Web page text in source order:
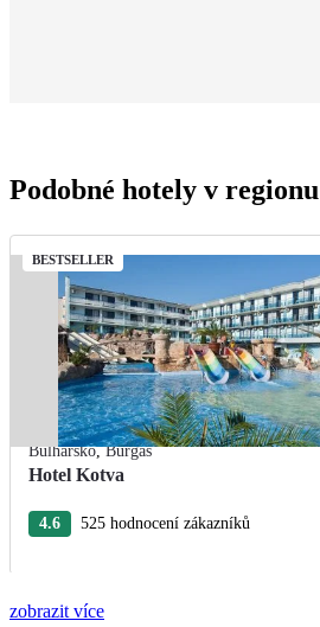
Podobné hotely v regionu
BESTSELLER
Bulharsko,Burgas
Hotel Kotva
4.6
525 hodnocení zákazníků
zobrazit více